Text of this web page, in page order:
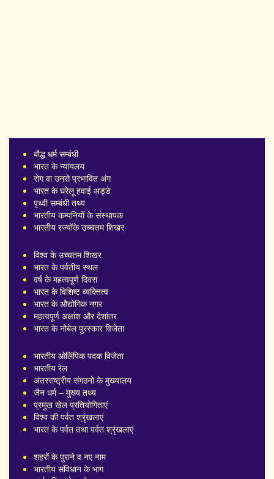
बौद्ध धर्म सम्बंधी
भारत के न्यायलय
रोग वा उनसे प्रभावित अंग
भारत के घरेलू हवाई अड्डे
पृथ्वी सम्बंधी तथ्य
भारतीय कम्पनियोँ के संस्थापक
भारतीय रज्योंके उच्चतम शिखर
विश्व के उच्चतम शिखर
भारत के पर्वतीय स्थल
वर्ष के महत्वपूर्ण दिवस
भारत के विशिष्ट व्यक्तित्व
भारत के औद्योगिक नगर
महत्वपूर्ण अक्षांश और देशांतर
भारत के नोबेल पुरस्कार विजेता
भारतीय ओलिंपिक पदक विजेता
भारतीय रेल
अंतरराष्ट्रीय संगठनो के मुख्यालय
जैन धर्म – मुख्य तथ्य
प्रमुख खेल प्रतियोगिताएं
विश्व की पर्वत श्रृंखलाएं
भारत के पर्वत तथा पर्वत श्रृंखलाएं
शहरों के पुराने व नए नाम
भारतीय संविधान के भाग